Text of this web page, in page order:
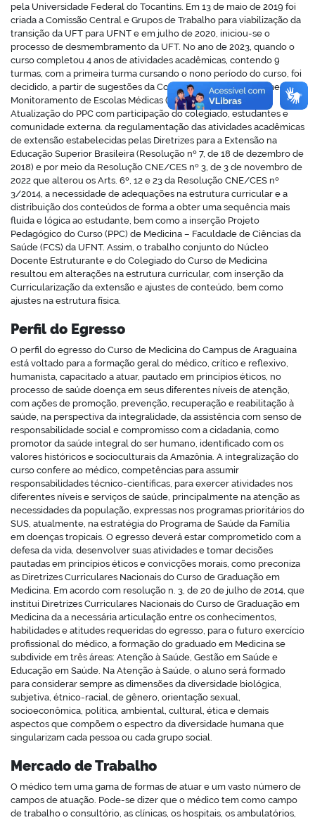
pela Universidade Federal do Tocantins. Em 13 de maio de 2019 foi
criada a Comissão Central e Grupos de Trabalho para viabilização da
transição da UFT para UFNT e em julho de 2020, iniciou-se o
processo de desmembramento da UFT. No ano de 2023, quando o
curso completou 4 anos de atividades acadêmicas, contendo 9
turmas, com a primeira turma cursando o nono período do curso, foi
decidido, a partir de sugestões da Comissão de Acompanhamento e
Monitoramento de Escolas Médicas (CAMEM), do Fórum de
Atualização do PPC com participação do colegiado, estudantes e
comunidade externa. da regulamentação das atividades acadêmicas
de extensão estabelecidas pelas Diretrizes para a Extensão na
Educação Superior Brasileira (Resolução nº 7, de 18 de dezembro de
2018) e por meio da Resolução CNE/CES nº 3, de 3 de novembro de
2022 que alterou os Arts. 6º, 12 e 23 da Resolução CNE/CES nº
3/2014, a necessidade de adequações na estrutura curricular e a
distribuição dos conteúdos de forma a obter uma sequência mais
fluida e lógica ao estudante, bem como a inserção Projeto
Pedagógico do Curso (PPC) de Medicina – Faculdade de Ciências da
Saúde (FCS) da UFNT. Assim, o trabalho conjunto do Núcleo
Docente Estruturante e do Colegiado do Curso de Medicina
resultou em alterações na estrutura curricular, com inserção da
Curricularização da extensão e ajustes de conteúdo, bem como
ajustes na estrutura física.
Perfil do Egresso
O perfil do egresso do Curso de Medicina do Campus de Araguaína
está voltado para a formação geral do médico, crítico e reflexivo,
humanista, capacitado a atuar, pautado em princípios éticos, no
processo de saúde doença em seus diferentes níveis de atenção,
com ações de promoção, prevenção, recuperação e reabilitação à
saúde, na perspectiva da integralidade, da assistência com senso de
responsabilidade social e compromisso com a cidadania, como
promotor da saúde integral do ser humano, identificado com os
valores históricos e socioculturais da Amazônia. A integralização do
curso confere ao médico, competências para assumir
responsabilidades técnico-científicas, para exercer atividades nos
diferentes níveis e serviços de saúde, principalmente na atenção as
necessidades da população, expressas nos programas prioritários do
SUS, atualmente, na estratégia do Programa de Saúde da Família
em doenças tropicais. O egresso deverá estar comprometido com a
defesa da vida, desenvolver suas atividades e tomar decisões
pautadas em princípios éticos e convicções morais, como preconiza
as Diretrizes Curriculares Nacionais do Curso de Graduação em
Medicina. Em acordo com resolução n. 3, de 20 de julho de 2014, que
institui Diretrizes Curriculares Nacionais do Curso de Graduação em
Medicina da a necessária articulação entre os conhecimentos,
habilidades e atitudes requeridas do egresso, para o futuro exercício
profissional do médico, a formação do graduado em Medicina se
subdivide em três áreas: Atenção à Saúde, Gestão em Saúde e
Educação em Saúde. Na Atenção à Saúde, o aluno será formado
para considerar sempre as dimensões da diversidade biológica,
subjetiva, étnico-racial, de gênero, orientação sexual,
socioeconômica, política, ambiental, cultural, ética e demais
aspectos que compõem o espectro da diversidade humana que
singularizam cada pessoa ou cada grupo social.
Mercado de Trabalho
O médico tem uma gama de formas de atuar e um vasto número de
campos de atuação. Pode-se dizer que o médico tem como campo
de trabalho o consultório, as clínicas, os hospitais, os ambulatórios,